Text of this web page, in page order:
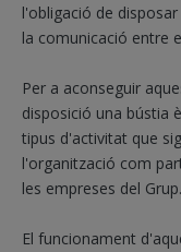
l'obligació de
la comunicació entre
Per a aconseguir
disposició una bústia
tipus d'activitat que
l'organització com
les empreses del Grup.
El funcionament